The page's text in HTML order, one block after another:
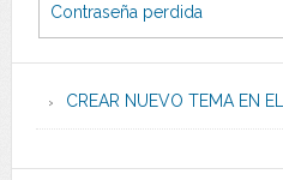
Contraseña perdida
CREAR NUEVO TEMA EN